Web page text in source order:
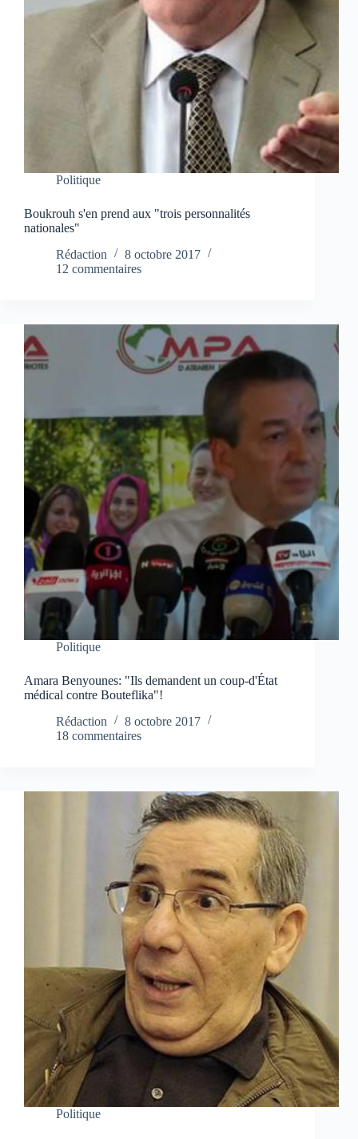
Politique
Boukrouh s'en prend aux "trois personnalités
nationales"
Rédaction
8 octobre 2017
12 commentaires
Politique
Amara Benyounes: "Ils demandent un coup-d'État
médical contre Bouteflika"!
Rédaction
8 octobre 2017
18 commentaires
Politique